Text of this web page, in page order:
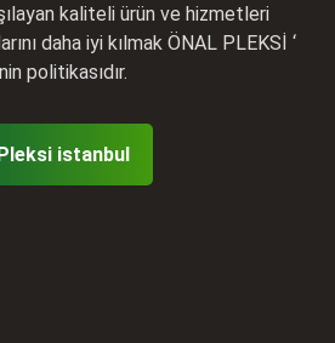
kaliteli ürün ve hizmetleri
daha iyi kılmak ÖNAL PLEKSİ ‘
nin politikasıdır.
istanbul